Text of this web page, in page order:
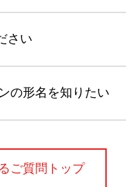
さい
の形名を知りたい
ご質問トップ